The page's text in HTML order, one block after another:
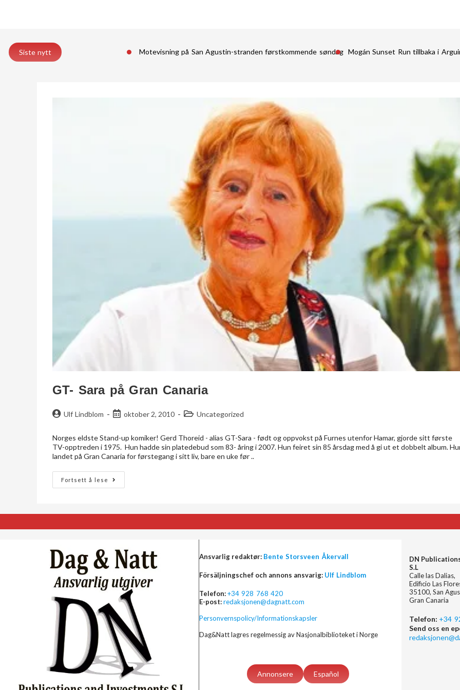
Siste nytt Motevisning på San Agustin-stranden førstkommende søndag Mogán Sunset Run tillbaka i
GT- Sara på Gran Canaria
Ulf Lindblom oktober 2, 2010 Uncategorized
Norges eldste Stand-up komiker! Gerd Thoreid - alias GT-Sara - født og oppvokst på Furnes utenfor Hamar, gjorde sitt første
TV-opptreden i 1975. Hun hadde sin platedebud som 83- åring i 2007. Hun feiret sin 85 årsdag med å gi ut et dobbelt album.
landet på Gran Canaria for førstegang i sitt liv, bare en uke før ..
Fortsett å lese
Ansvarlig redaktør: Bente Storsveen Åkervall
Försäljningschef och annons ansvarig: Ulf Lindblom
Telefon:+34 928 768 420
E-post:redaksjonen@dagnatt.com
Personvernspolicy/Informationskapsler
Dag&Natt lagres regelmessig av Nasjonalbiblioteket i Norge
Annonsere Español
DN
S.L
Calle las Dalias,
Edificio Las
35100, San
Gran Canaria
Telefon: +34
Send oss en